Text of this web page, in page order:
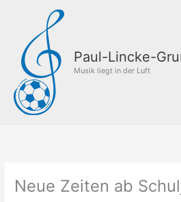
springen
Paul-Lincke-
Musik liegt in der Luft
Neue Zeiten ab